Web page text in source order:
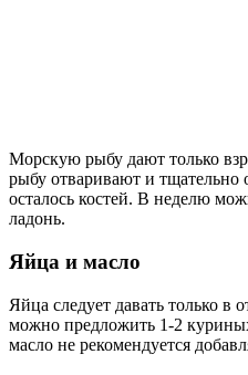
Морскую рыбу дают только
рыбу отваривают и тщательно
осталось костей. В неделю
ладонь.
Яйца и масло
Яйца следует давать только в
можно предложить 1-2
масло не рекомендуется